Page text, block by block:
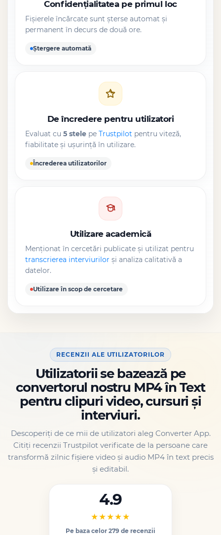
Confidențialitatea pe primul loc
Fișierele încărcate sunt șterse automat și
permanent în decurs de două ore.
Ștergere automată
De încredere pentru utilizatori
Evaluat cu 5 stele pe Trustpilot pentru viteză,
fiabilitate și ușurință în utilizare.
Încrederea utilizatorilor
Utilizare academică
Menționat în cercetări publicate și utilizat pentru
transcrierea interviurilor și analiza calitativă a
datelor.
Utilizare în scop de cercetare
RECENZII ALE UTILIZATORILOR
Utilizatorii se bazează pe
convertorul nostru MP4 în Text
pentru clipuri video, cursuri și
interviuri.
Descoperiți de ce mii de utilizatori aleg Converter App.
Citiți recenzii Trustpilot verificate de la persoane care
transformă zilnic fișiere video și audio MP4 în text precis
și editabil.
4.9
★★★★★
Pe baza celor 279 de recenzii